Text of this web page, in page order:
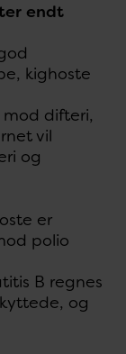
endt
kighoste
mod difteri,
vil
og
er
polio
B regnes
og